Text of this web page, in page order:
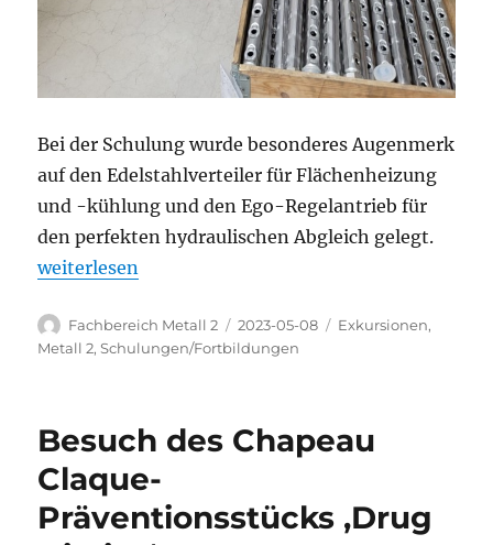
Bei der Schulung wurde besonderes Augenmerk
auf den Edelstahlverteiler für Flächenheizung
und -kühlung und den Ego-Regelantrieb für
den perfekten hydraulischen Abgleich gelegt.
„SHK-Bereich auf Exkursion“
weiterlesen
Autor
Fachbereich Metall 2
Veröffentlicht
am
2023-05-08 Kategorien
Exkursionen,
Metall 2,Schulungen/Fortbildungen
Besuch des Chapeau
Claque-
Präventionsstücks ‚Drug